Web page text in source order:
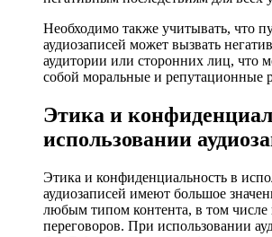
Необходимо также учитывать, что
аудиозаписей может вызвать
аудитории или сторонних лиц, что
собой моральные и репутационные
Этика и
использовании
Этика и конфиденциальность в
аудиозаписей имеют большое
любым типом контента, в том числе
переговоров. При использовании